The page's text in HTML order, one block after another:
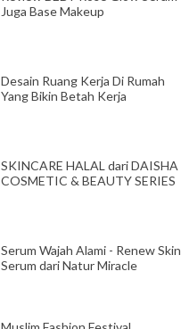
Juga Base Makeup
Desain Ruang Kerja Di Rumah
Yang Bikin Betah Kerja
SKINCARE HALAL dari DAISHA
COSMETIC & BEAUTY SERIES
Serum Wajah Alami - Renew Skin
Serum dari Natur Miracle